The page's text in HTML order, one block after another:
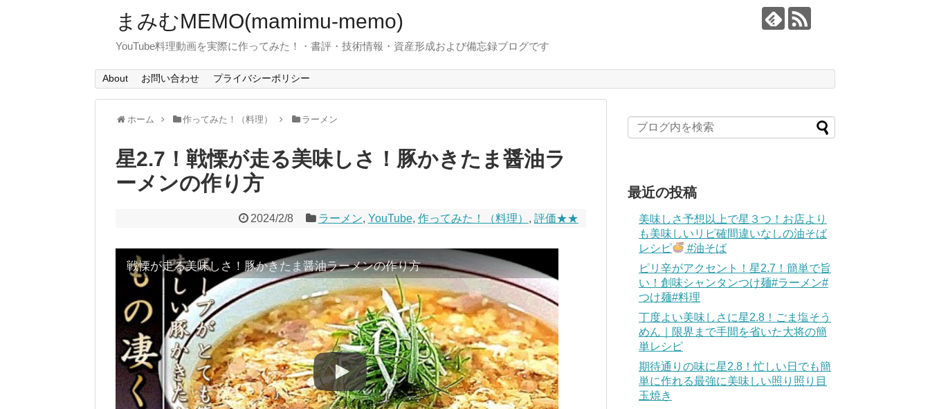
まみむMEMO(mamimu-memo)
YouTube料理動画を実際に作ってみた！・書評・技術情報・資産形成および備忘録ブログです
About お問い合わせ プライバシーポリシー
ホーム 作ってみた！（料理） ラーメン
星2.7！戦慄が走る美味しさ！豚かきたま醤油ラ
ーメンの作り方
2024/2/8 ラーメン, YouTube, 作ってみた！（料理） , 評価★★
戦慄が走る美味しさ！豚かきたま醤油ラーメンの作り方
最近の投稿
美味しさ予想以上で星３つ！お店より
も美味しいリピ確間違いなしの油そば
レシピ
#油そば
ピリ辛がアクセント！星2.7！簡単で旨
い！創味シャンタンつけ麺#ラーメン#
つけ麺#料理
丁度よい美味しさに星2.8！ごま塩そう
めん｜限界まで手間を省いた大将の簡
単レシピ
期待通りの味に星2.8！忙しい日でも簡
単に作れる最強に美味しい照り照り目
玉焼き